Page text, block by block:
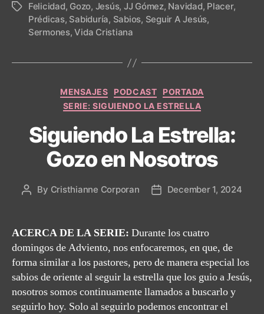
TagsFelicidad, Gozo, Jesús, JJ Gómez, Navidad, Placer,
Prédicas, Sabiduría, Sabios, Seguir A Jesús,
Sermones,Vida Cristiana
Categories
MENSAJES PODCAST
PORTADA
SERIE: SIGUIENDO LA ESTRELLA
Siguiendo La Estrella:
Gozo en Nosotros
Post
By Cristhianne Corporan
PostDecember 1, 2024
ACERCA DE LA SERIE: Durante los cuatro
domingos de Adviento, nos enfocaremos, en que, de
forma similar a los pastores, pero de manera especial los
sabios de oriente al seguir la estrella que los guio a Jesús,
nosotros somos continuamente llamados a buscarlo y
seguirlo hoy. Solo al seguirlo podemos encontrar el